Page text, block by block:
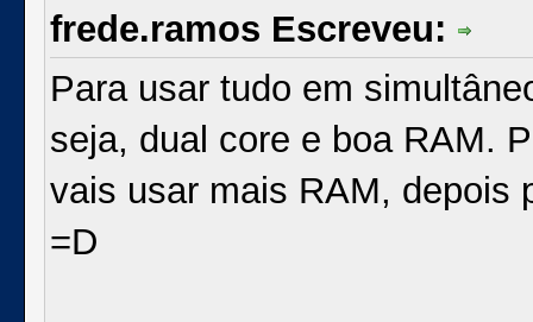
frede.ramos Escreveu:
Para usar tudo em
seja, dual core e boa RAM.
vais usar mais RAM, depois
=D